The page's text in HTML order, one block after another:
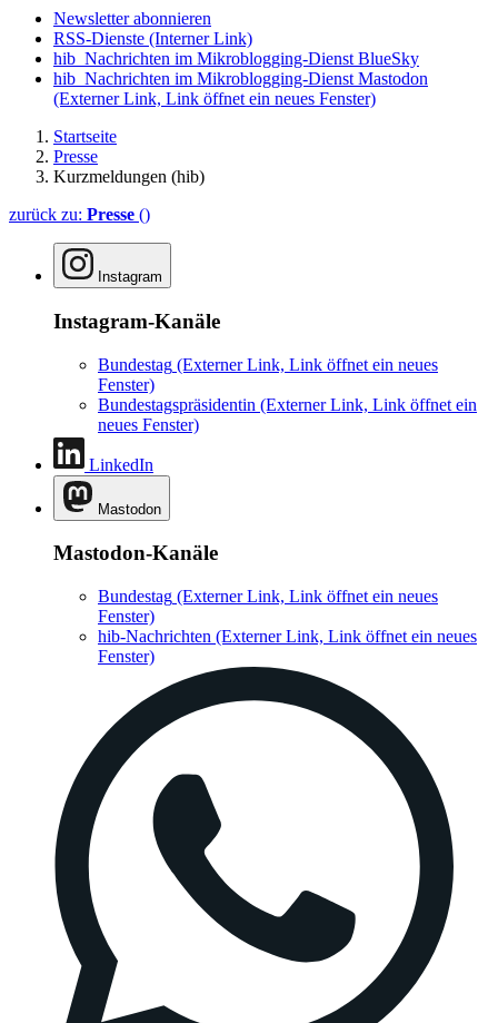
Newsletter abonnieren
RSS-Dienste (Interner Link)
hib_Nachrichten im Mikroblogging-Dienst BlueSky
hib_Nachrichten im Mikroblogging-Dienst Mastodon
(Externer Link, Link öffnet ein neues Fenster)
Startseite
Presse
Kurzmeldungen (hib)
zurück zu: Presse ()
Instagram
Instagram-Kanäle
Bundestag (Externer Link, Link öffnet ein neues
Fenster)
Bundestagspräsidentin (Externer Link, Link öffnet ein
neues Fenster)
LinkedIn
Mastodon
Mastodon-Kanäle
Bundestag (Externer Link, Link öffnet ein neues
Fenster)
hib-Nachrichten (Externer Link, Link öffnet ein neues
Fenster)